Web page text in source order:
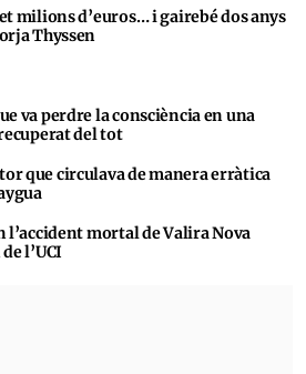
milions d’euros… i gairebé dos anys
Thyssen
va perdre la consciència en una
recuperat del tot
que circulava de manera erràtica
l’accident mortal de Valira Nova
l’UCI